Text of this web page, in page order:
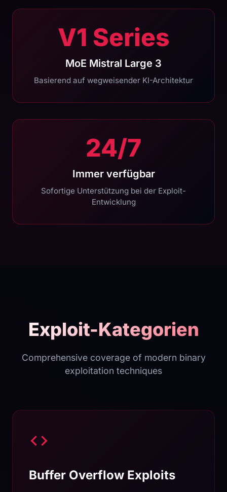
V1 Series
MoE Mistral Large 3
Basierend auf wegweisender KI-Architektur
24/7
Immer verfügbar
Sofortige Unterstützung bei der Exploit-
Entwicklung
Exploit-Kategorien
Comprehensive coverage of modern binary
exploitation techniques
Buffer Overflow Exploits